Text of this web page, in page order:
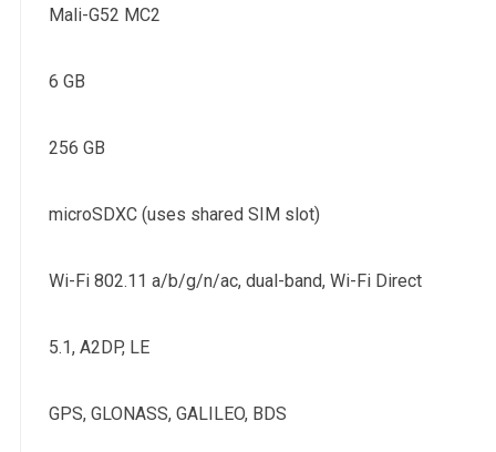
Mali-G52 MC2
6 GB
256 GB
microSDXC (uses shared SIM slot)
Wi-Fi 802.11 a/b/g/n/ac, dual-band, Wi-Fi Direct
5.1, A2DP, LE
GPS, GLONASS, GALILEO, BDS